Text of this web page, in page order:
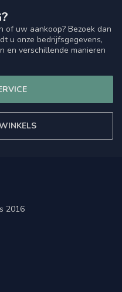
of uw aankoop? Bezoek dan
u onze bedrijfsgegevens,
en verschillende manieren
2016